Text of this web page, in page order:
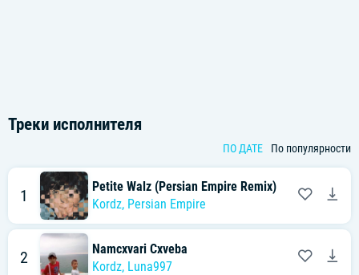
Треки исполнителя
ПО ДАТЕ По популярности
1
Petite Walz (Persian Empire Remix)
Kordz, Persian Empire
2
Namcxvari Cxveba
Kordz, Luna997